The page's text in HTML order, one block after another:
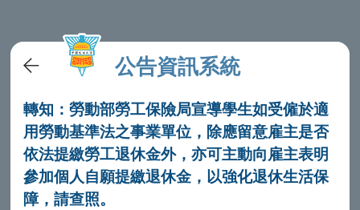
公告資訊系統
轉知：勞動部勞工保險局宣導學生如受僱於適
用勞動基準法之事業單位，除應留意雇主是否
依法提繳勞工退休金外，亦可主動向雇主表明
參加個人自願提繳退休金，以強化退休生活保
障，請查照。